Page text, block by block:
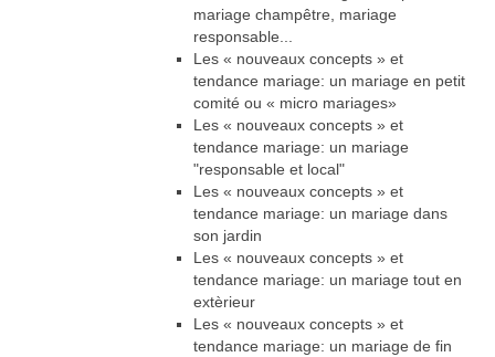
mariage champêtre, mariage
responsable...
Les « nouveaux concepts » et
tendance mariage: un mariage en petit
comité ou « micro mariages»
Les « nouveaux concepts » et
tendance mariage: un mariage
"responsable et local"
Les « nouveaux concepts » et
tendance mariage: un mariage dans
son jardin
Les « nouveaux concepts » et
tendance mariage: un mariage tout en
extèrieur
Les « nouveaux concepts » et
tendance mariage: un mariage de fin